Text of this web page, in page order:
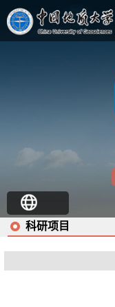
科研项目